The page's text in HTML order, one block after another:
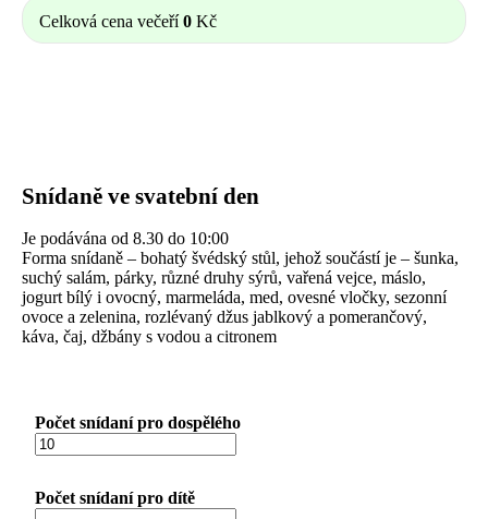
Celková cena večeří0 Kč
Snídaně ve svatební den
Je podávána od 8.30 do 10:00
Forma snídaně – bohatý švédský stůl, jehož součástí je – šunka,
suchý salám, párky, různé druhy sýrů, vařená vejce, máslo,
jogurt bílý i ovocný, marmeláda, med, ovesné vločky, sezonní
ovoce a zelenina, rozlévaný džus jablkový a pomerančový,
káva, čaj, džbány s vodou a citronem
Počet snídaní pro dospělého
Počet snídaní pro dítě